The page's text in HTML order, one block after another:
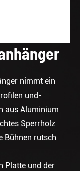
nimmt ein
und-
aus Aluminium
Sperrholz
Bühnen rutsch
Platte und der